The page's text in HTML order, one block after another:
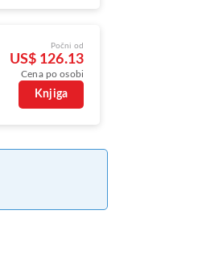
Počni od
US$ 126.13
Cena po osobi
Knjiga